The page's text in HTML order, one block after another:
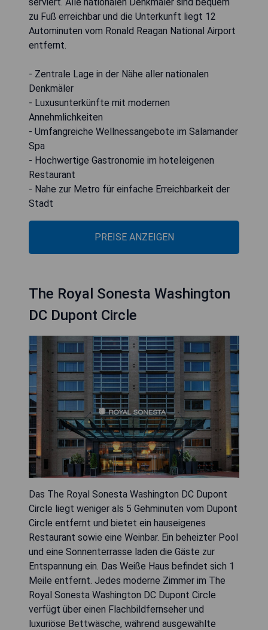
serviert. Alle nationalen Denkmäler sind bequem
zu Fuß erreichbar und die Unterkunft liegt 12
Autominuten vom Ronald Reagan National Airport
entfernt.
- Zentrale Lage in der Nähe aller nationalen
Denkmäler
- Luxusunterkünfte mit modernen
Annehmlichkeiten
- Umfangreiche Wellnessangebote im Salamander
Spa
- Hochwertige Gastronomie im hoteleigenen
Restaurant
- Nahe zur Metro für einfache Erreichbarkeit der
Stadt
PREISE ANZEIGEN
The Royal Sonesta Washington
DC Dupont Circle
Das The Royal Sonesta Washington DC Dupont
Circle liegt weniger als 5 Gehminuten vom Dupont
Circle entfernt und bietet ein hauseigenes
Restaurant sowie eine Weinbar. Ein beheizter Pool
und eine Sonnenterrasse laden die Gäste zur
Entspannung ein. Das Weiße Haus befindet sich 1
Meile entfernt. Jedes moderne Zimmer im The
Royal Sonesta Washington DC Dupont Circle
verfügt über einen Flachbildfernseher und
luxuriöse Bettwäsche, während ausgewählte